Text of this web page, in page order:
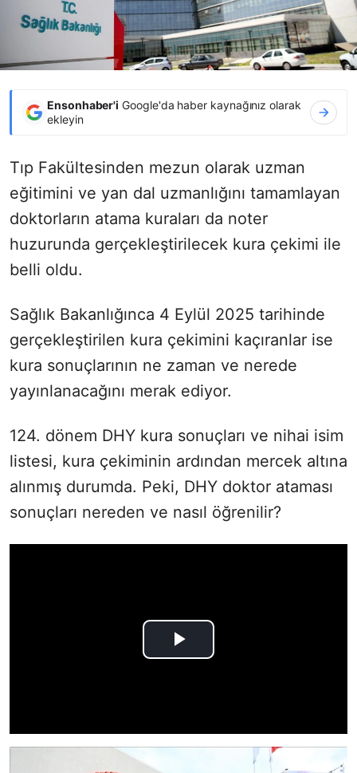
Ensonhaber'i Google'da haber kaynağınız olarak
ekleyin
Tıp Fakültesinden mezun olarak uzman
eğitimini ve yan dal uzmanlığını tamamlayan
doktorların atama kuraları da noter
huzurunda gerçekleştirilecek kura çekimi ile
belli oldu.
Sağlık Bakanlığınca 4 Eylül 2025 tarihinde
gerçekleştirilen kura çekimini kaçıranlar ise
kura sonuçlarının ne zaman ve nerede
yayınlanacağını merak ediyor.
124. dönem DHY kura sonuçları ve nihai isim
listesi, kura çekiminin ardından mercek altına
alınmış durumda. Peki, DHY doktor ataması
sonuçları nereden ve nasıl öğrenilir?